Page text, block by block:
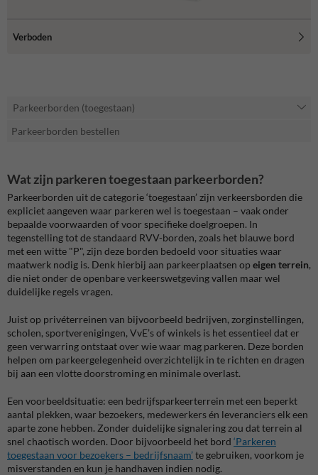
Verboden
Parkeerborden (toegestaan)
Parkeerborden bestellen
Wat zijn parkeren toegestaan parkeerborden?
Parkeerborden uit de categorie ‘toegestaan’ zijn verkeersborden die
expliciet aangeven waar parkeren wel is toegestaan – vaak onder
bepaalde voorwaarden of voor specifieke doelgroepen. In
tegenstelling tot de standaard RVV-borden, zoals het blauwe bord
met een witte "P", zijn deze borden bedoeld voor situaties waar
maatwerk nodig is. Denk hierbij aan parkeerplaatsen op eigen terrein,
die niet onder de openbare verkeerswetgeving vallen maar wel
duidelijke regels vragen.
Juist op privéterreinen van bijvoorbeeld bedrijven, zorginstellingen,
scholen, sportverenigingen, VvE’s of winkels is het essentieel dat er
geen verwarring ontstaat over wie waar mag parkeren. Deze borden
helpen om parkeergelegenheid overzichtelijk in te richten en dragen
bij aan een vlotte doorstroming en minimale overlast.
Een voorbeeldsituatie: een bedrijfsparkeerterrein met een beperkt
aantal plekken, waar bezoekers, medewerkers én leveranciers elk een
aparte zone hebben. Zonder duidelijke signalering zou dat terrein al
snel chaotisch worden. Door bijvoorbeeld het bord ‘Parkeren
toegestaan voor bezoekers – bedrijfsnaam’te gebruiken, voorkom je
misverstanden en kun je handhaven indien nodig.